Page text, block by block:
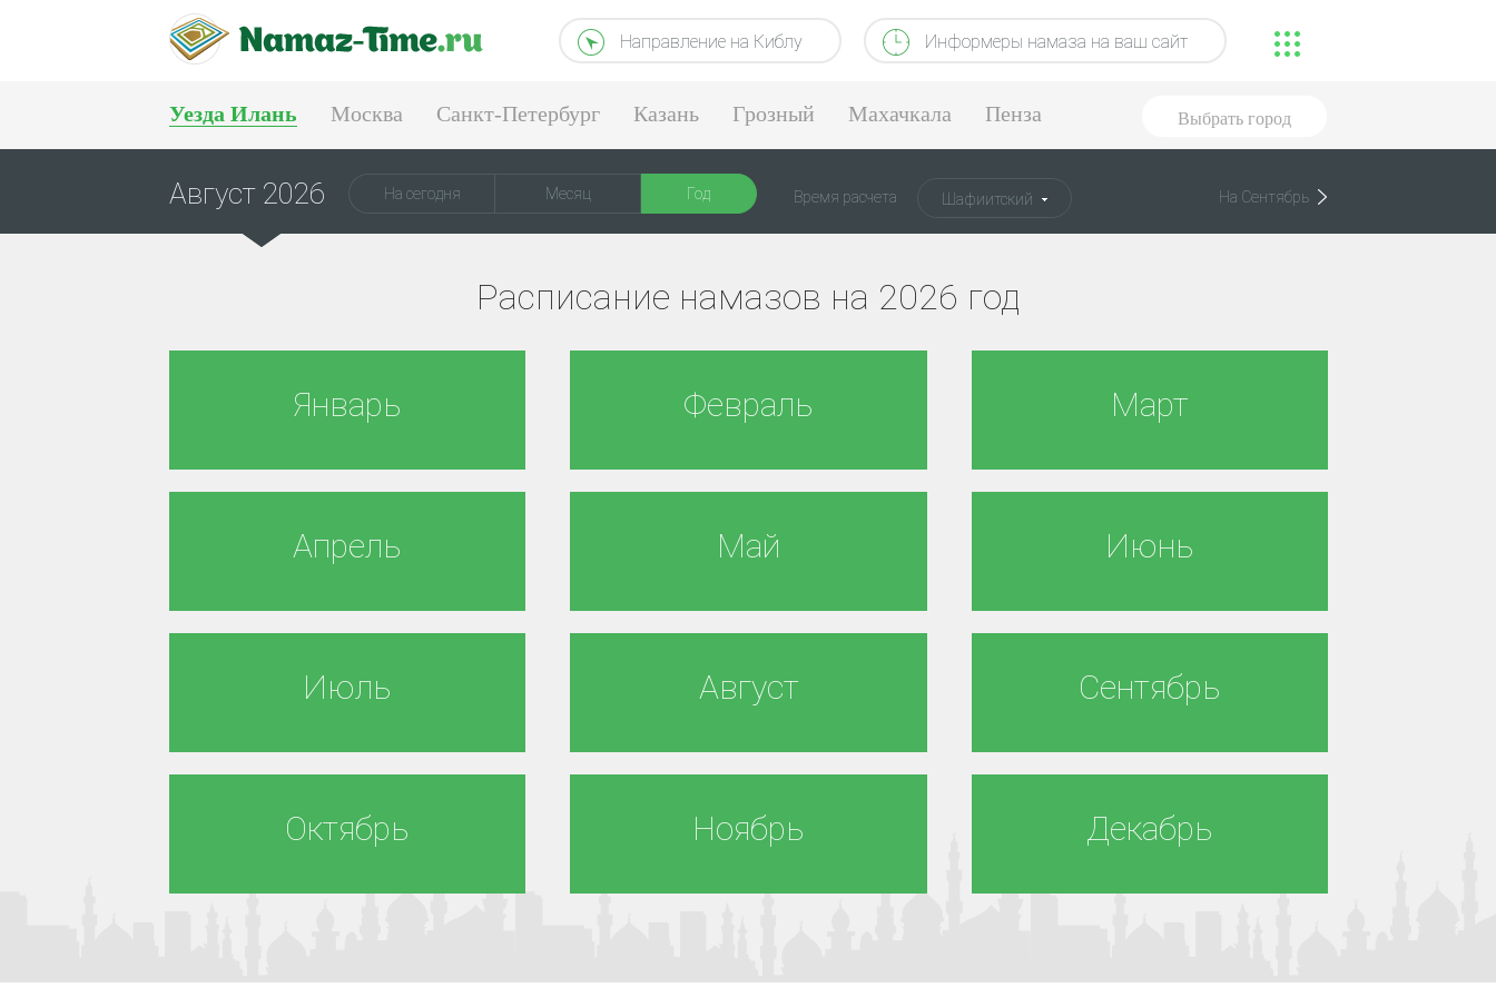
Информеры намаза на ваш сайт
Направление на Киблу
Уезда Илань Москва Санкт-Петербург Казань Грозный Махачкала Пенза Выбрать город
Август 2026 На сегодня Месяц Год Время расчета Шафиитский На Сентябрь
Расписание намазов на 2026 год
Январь Февраль Март
Апрель Май Июнь
Июль Август Сентябрь
Октябрь Ноябрь Декабрь